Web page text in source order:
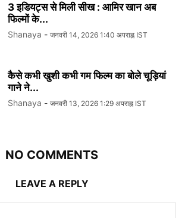
3 इडियट्स से मिली सीख : आमिर खान अब
फिल्मों के...
Shanaya - जनवरी 14, 2026 1:40 अपराह्न IST
कैसे कभी खुशी कभी गम फिल्म का बोले चूड़ियां
गाने ने...
Shanaya - जनवरी 13, 2026 1:29 अपराह्न IST
NO COMMENTS
LEAVE A REPLY